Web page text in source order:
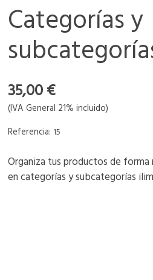
Categorías y
35,00 €
(IVA General 21% incluido)
Referencia: 15
Organiza tus productos de forma
en categorías y subcategorías